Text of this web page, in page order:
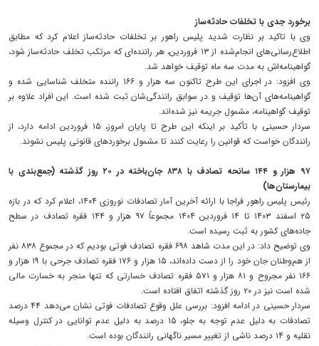
برخورد جدی با تخلفات حادثه‌ساز
وی با تاکید بر نظارت شدید پلیس راهور بر تخلفات حادثه‌ساز اعلام کرد که مطابق
اطلاع‌رسانی‌های انجام‌شده از ۱۳ فروردین، هر راننده‌ای که مرتکب تخلف حادثه‌ساز شود،
گواهینامه‌اش به مدت سه ماه توقیف خواهد شد.
وی افزود: در اجرای این طرح تاکنون سه هزار و ۱۶۶ راننده متخلف شناسایی شده و
گواهینامه‌های آن‌ها توقیف و در سوابق رانندگی‌شان ثبت شده است. این افراد علاوه بر
توقیف گواهینامه، مشمول جریمه نیز شده‌اند.
سردار حسینی با تأکید بر اینکه این طرح تا پایان امروز، ۱۵ فروردین ادامه دارد، از
رانندگان خواست که قوانین را رعایت کنند تا مشمول برخوردهای قانونی پلیس نشوند.
۹۷ هزار و ۱۴۴ سانحه تصادف با ۸۳۸ جان‌باخته در ۲۰ روز گذشته (جمع‌بندی با
بیمارستان‌ها)
رئیس پلیس راهور فراجا با ارائه آخرین آمار تصادفات نوروزی ۱۴۰۴، اعلام کرد که در بازه
۲۵ اسفند ۱۴۰۳ تا ۱۴ فروردین ۱۴۰۴ مجموعاً ۹۷ هزار و ۱۴۴ فقره تصادف در سطح
جاده‌های کشور به ثبت رسیده است.
وی توضیح داد: در این مدت شاهد ۶۹۸ فقره تصادف فوتی بودیم که در مجموع ۸۳۸ نفر
از هم‌وطنان جان خود را از دست داده‌اند، ۱۵ هزار و ۱۷۶ فقره تصادف جرحی با ۱۹ هزار و
۱۶۶ نفر مجروح و ۸۱ هزار و ۵۷۱ فقره تصادف خسارتی که تنها منجر به خسارت مالی
شده است نیز در ۲۰ روز گذشته اتفاق افتاده است.
سردار حسینی در ادامه افزود: بررسی علل وقوع تصادفات فوتی نشان می‌دهد ۴۴ درصد
تصادفات به دلیل عدم توجه به جلو، ۱۵ درصد به دلیل عدم توانایی در کنترل وسیله
نقلیه و ۱۴ درصد ناشی از تغییر مسیر ناگهانی رانندگان بوده است.